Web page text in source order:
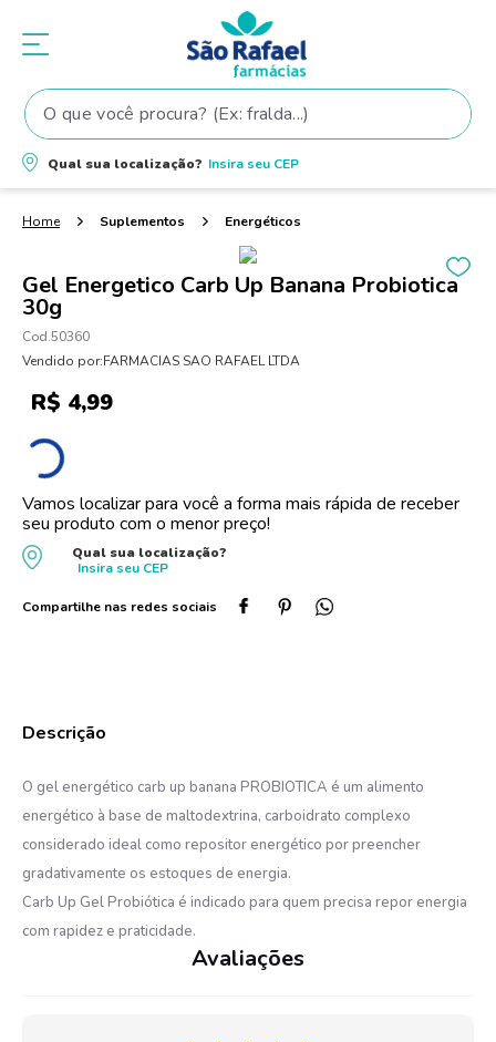
O que você procura? (Ex: fralda...)
Qual sua localização? Insira seu CEP
Suplementos Energéticos
Gel Energetico Carb Up Banana Probiotica
30g
50360
Vendido por:FARMACIAS SAO RAFAEL LTDA
R$ 4,99
Vamos localizar para você a forma mais rápida de receber
seu produto com o menor preço!
Qual sua localização?
Insira seu CEP
O gel energético carb up banana PROBIOTICA é um alimento
energético à base de maltodextrina, carboidrato complexo
considerado ideal como repositor energético por preencher
gradativamente os estoques de energia.
Carb Up Gel Probiótica é indicado para quem precisa repor energia
com rapidez e praticidade.
Avaliações
Termos mais buscados
1º fralda
shampoo
4º fralda pampers
5º tintura cabelo
6º elseve
7º dove
8º
9
10ºoleo